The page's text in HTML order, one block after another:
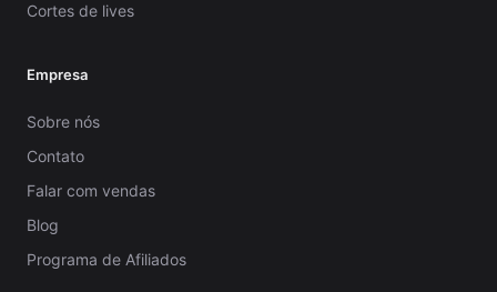
Cortes de lives
Empresa
Sobre nós
Contato
Falar com vendas
Blog
Programa de Afiliados